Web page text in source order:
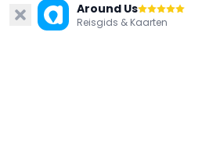
Around Us
Reisgids & Kaarten